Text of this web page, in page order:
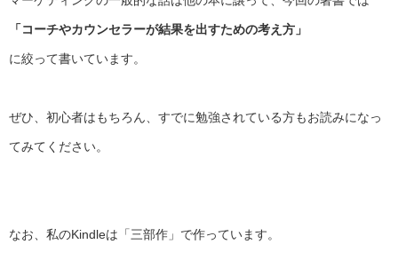
「コーチやカウンセラーが結果を出すための考え方」
に絞って書いています。
ぜひ、初心者はもちろん、 すでに勉強されている方もお読みになっ
てみてください。
なお、私のKindleは「三部作」で作っています。